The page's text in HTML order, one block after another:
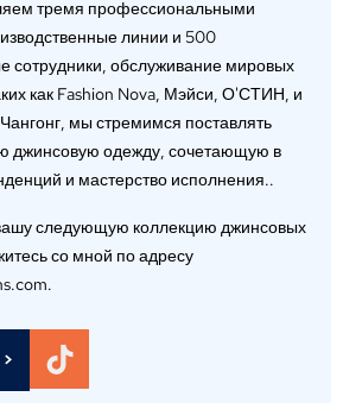
тремя профессиональными
линии и 500
сотрудники, обслуживание мировых
как Fashion Nova, Мэйси, О'СТИН, и
мы стремимся поставлять
джинсовую одежду, сочетающую в
и мастерство исполнения..
следующую коллекцию джинсовых
со мной по адресу